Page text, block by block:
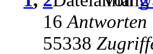
16Antworten
55338